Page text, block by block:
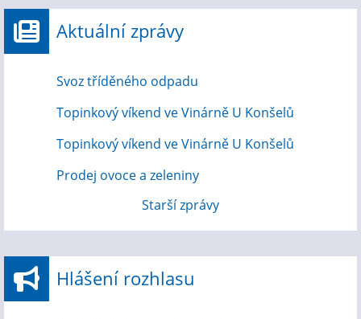
Aktuální zprávy
Svoz tříděného odpadu
Topinkový víkend ve Vinárně U Konšelů
Topinkový víkend ve Vinárně U Konšelů
Prodej ovoce a zeleniny
Starší zprávy
Hlášení rozhlasu